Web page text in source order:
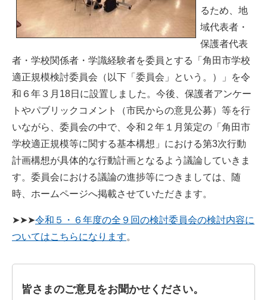
るため、地
域代表者・
保護者代表
者・学校関係者・学識経験者を委員とする「角田市学校
適正規模検討委員会（以下「委員会」という。）」を令
和６年３月18日に設置しました。今後、保護者アンケー
トやパブリックコメント（市民からの意見公募）等を行
いながら、委員会の中で、令和２年１月策定の「角田市
学校適正規模等に関する基本構想」における第3次行動
計画構想が具体的な行動計画となるよう議論していきま
す。委員会における議論の進捗等につきましては、随
時、ホームページへ掲載させていただきます。
➤➤➤令和５・６年度の全９回の検討委員会の検討内容に
ついてはこちらになります。
皆さまのご意見をお聞かせください。